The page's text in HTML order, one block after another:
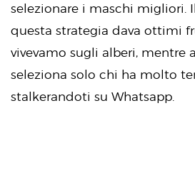
selezionare i maschi migliori.
questa strategia dava ottimi
vivevamo sugli alberi, mentre
seleziona solo chi ha molto
stalkerandoti su Whatsapp.